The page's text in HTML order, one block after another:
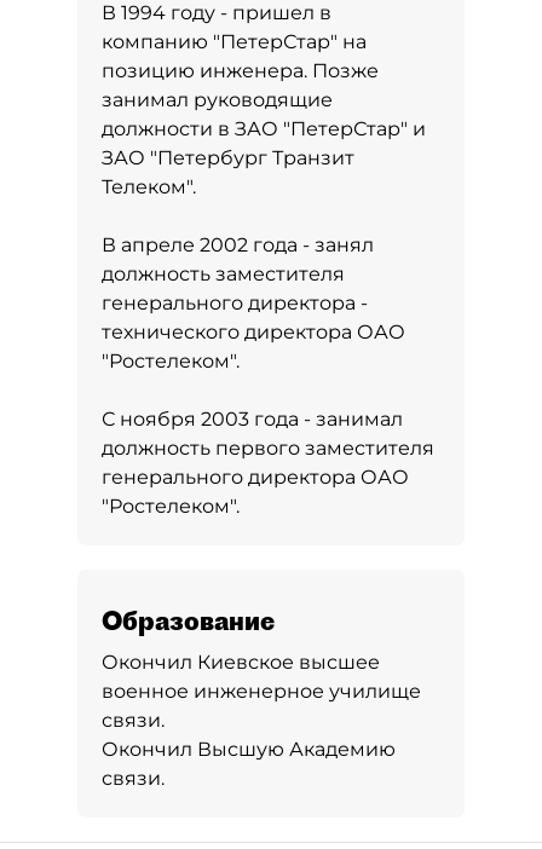
В 1994 году - пришел в
компанию "ПетерСтар" на
позицию инженера. Позже
занимал руководящие
должности в ЗАО "ПетерСтар" и
ЗАО "Петербург Транзит
Телеком".
В апреле 2002 года - занял
должность заместителя
генерального директора -
технического директора ОАО
"Ростелеком".
С ноября 2003 года - занимал
должность первого заместителя
генерального директора ОАО
"Ростелеком".
Образование
Окончил Киевское высшее
военное инженерное училище
связи.
Окончил Высшую Академию
связи.